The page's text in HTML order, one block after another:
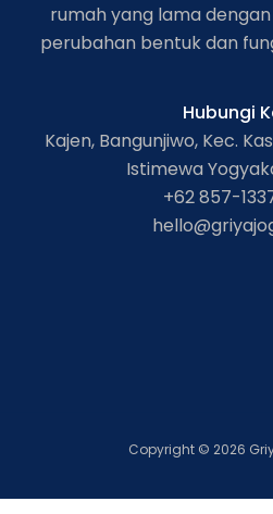
rumah yang lama
perubahan bentuk dan
Hubungi
Kajen, Bangunjiwo, Kec.
Istimewa
+62 857-
Copyright © 2026